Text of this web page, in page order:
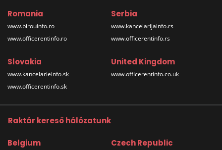
Romania
www.birouinfo.ro
www.officerentinfo.ro
Serbia
www.kancelarijainfo.rs
www.officerentinfo.rs
Slovakia
www.kancelarieinfo.sk
www.officerentinfo.sk
United Kingdom
www.officerentinfo.co.uk
Raktár kereső hálózatunk
Belgium Czech Republic